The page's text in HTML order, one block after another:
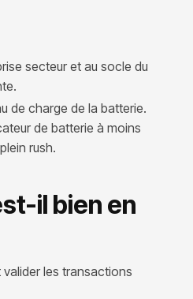
secteur et au socle du
de charge de la batterie.
de batterie à moins
rush.
il bien en
les transactions